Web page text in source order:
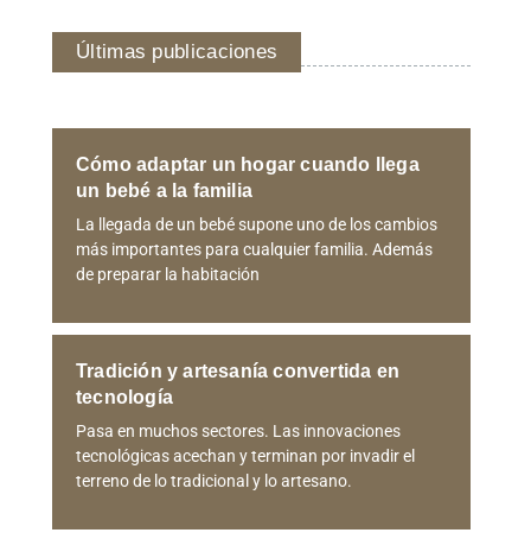
Últimas publicaciones
Cómo adaptar un hogar cuando llega
un bebé a la familia
La llegada de un bebé supone uno de los cambios
más importantes para cualquier familia. Además
de preparar la habitación
Tradición y artesanía convertida en
tecnología
Pasa en muchos sectores. Las innovaciones
tecnológicas acechan y terminan por invadir el
terreno de lo tradicional y lo artesano.